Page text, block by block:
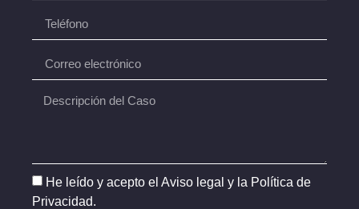
He leído y acepto el Aviso legal y la Política de
Privacidad.